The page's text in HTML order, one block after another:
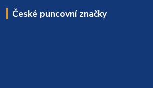
České puncovní značky